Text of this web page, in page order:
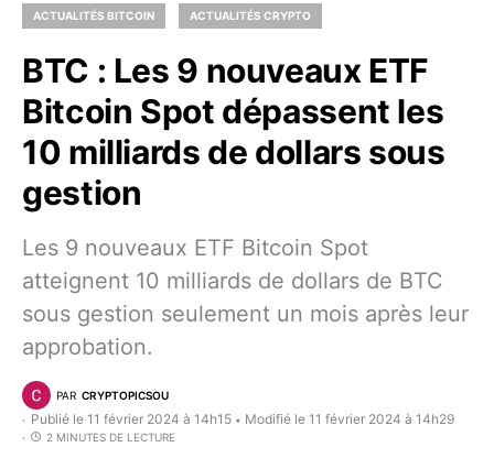
ACTUALITÉS BITCOIN ACTUALITÉS CRYPTO
BTC : Les 9 nouveaux ETF
Bitcoin Spot dépassent les
10 milliards de dollars sous
gestion
Les 9 nouveaux ETF Bitcoin Spot
atteignent 10 milliards de dollars de BTC
sous gestion seulement un mois après leur
approbation.
PAR CRYPTOPICSOU
Publié le 11 février 2024 à 14h15 • Modifié le 11 février 2024 à 14h29
2 MINUTES DE LECTURE